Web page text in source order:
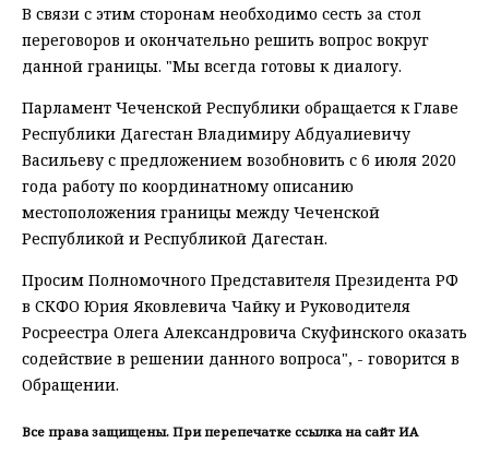
В связи с этим сторонам необходимо сесть за стол
переговоров и окончательно решить вопрос вокруг
данной границы. "Мы всегда готовы к диалогу.
Парламент Чеченской Республики обращается к Главе
Республики Дагестан Владимиру Абдуалиевичу
Васильеву с предложением возобновить с 6 июля 2020
года работу по координатному описанию
местоположения границы между Чеченской
Республикой и Республикой Дагестан.
Просим Полномочного Представителя Президента РФ
в СКФО Юрия Яковлевича Чайку и Руководителя
Росреестра Олега Александровича Скуфинского оказать
содействие в решении данного вопроса", - говорится в
Обращении.
Все права защищены. При перепечатке ссылка на сайт ИА